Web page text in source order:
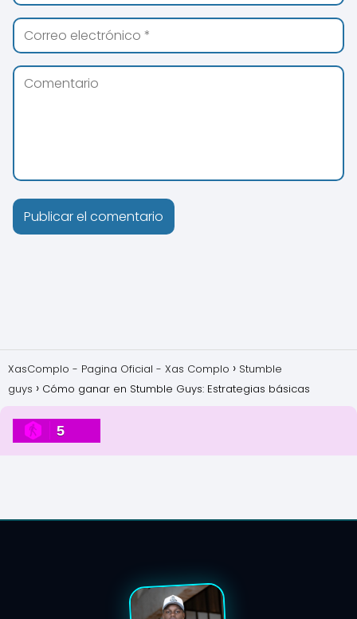
XasComplo - Pagina Oficial - Xas Complo
Stumble
guys
Cómo ganar en Stumble Guys: Estrategias básicas
5